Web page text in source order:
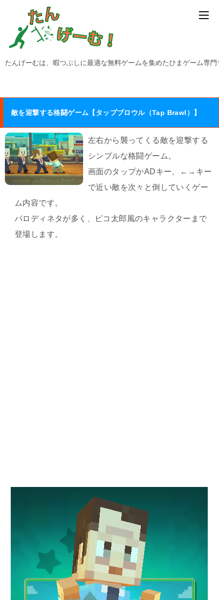
たんげーむは、暇つぶしに最適な無料ゲームを集めたひまゲーム専
敵を迎撃する格闘ゲーム【タップブロウル（Tap Brawl）】
左右から襲ってくる敵を迎撃する
シンプルな格闘ゲーム。
画面のタップかADキー、←→キー
で近い敵を次々と倒していくゲー
ム内容です。
パロディネタが多く、ピコ太郎風のキャラクターまで
登場します。